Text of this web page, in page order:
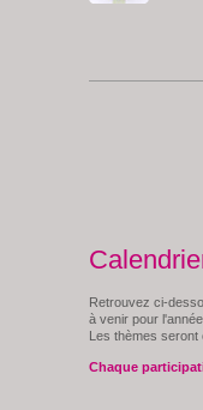
Retrouvez ci-
à venir pour l'année
Les thèmes seront
Chaque